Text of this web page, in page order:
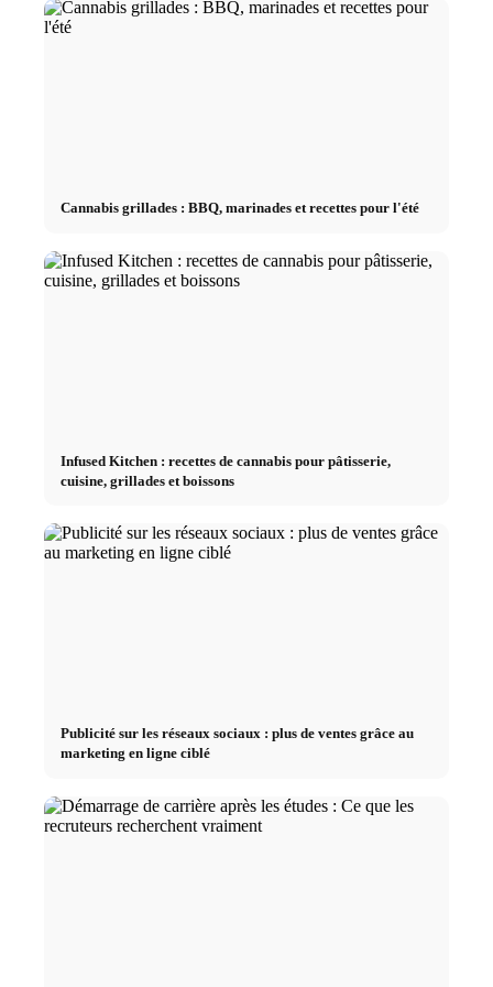
Cannabis grillades : BBQ, marinades et recettes pour l'été
Infused Kitchen : recettes de cannabis pour pâtisserie,
cuisine, grillades et boissons
Publicité sur les réseaux sociaux : plus de ventes grâce au
marketing en ligne ciblé